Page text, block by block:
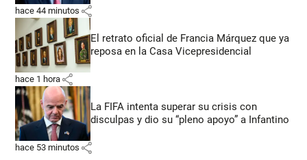
hace 44 minutos share
El retrato oficial de Francia Márquez que ya
reposa en la Casa Vicepresidencial
hace 1 hora share
La FIFA intenta superar su crisis con
disculpas y dio su “pleno apoyo” a Infantino
hace 53 minutos share